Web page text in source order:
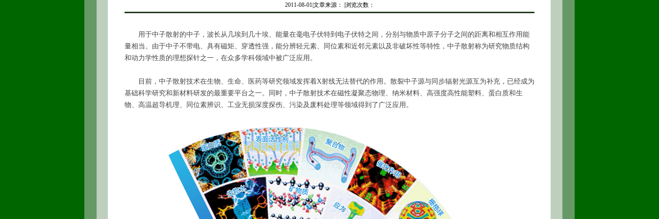
2011-08-01|文章来源： |浏览次数：
用于中子散射的中子，波长从几埃到几十埃、能量在毫电子伏特到电子伏特之间，分别与物质中原子分子之间的距离和相互作用能
量相当。由于中子不带电、具有磁矩、穿透性强，能分辨轻元素、同位素和近邻元素以及非破坏性等特性，中子散射称为研究物质结构
和动力学性质的理想探针之一，在众多学科领域中被广泛应用。
目前，中子散射技术在生物、生命、医药等研究领域发挥着X射线无法替代的作用。散裂中子源与同步辐射光源互为补充，已经成为
基础科学研究和新材料研发的最重要平台之一。同时，中子散射技术在磁性凝聚态物理、纳米材料、高强度高性能塑料、蛋白质和生
物、高温超导机理、同位素辨识、工业无损深度探伤、污染及废料处理等领域得到了广泛应用。